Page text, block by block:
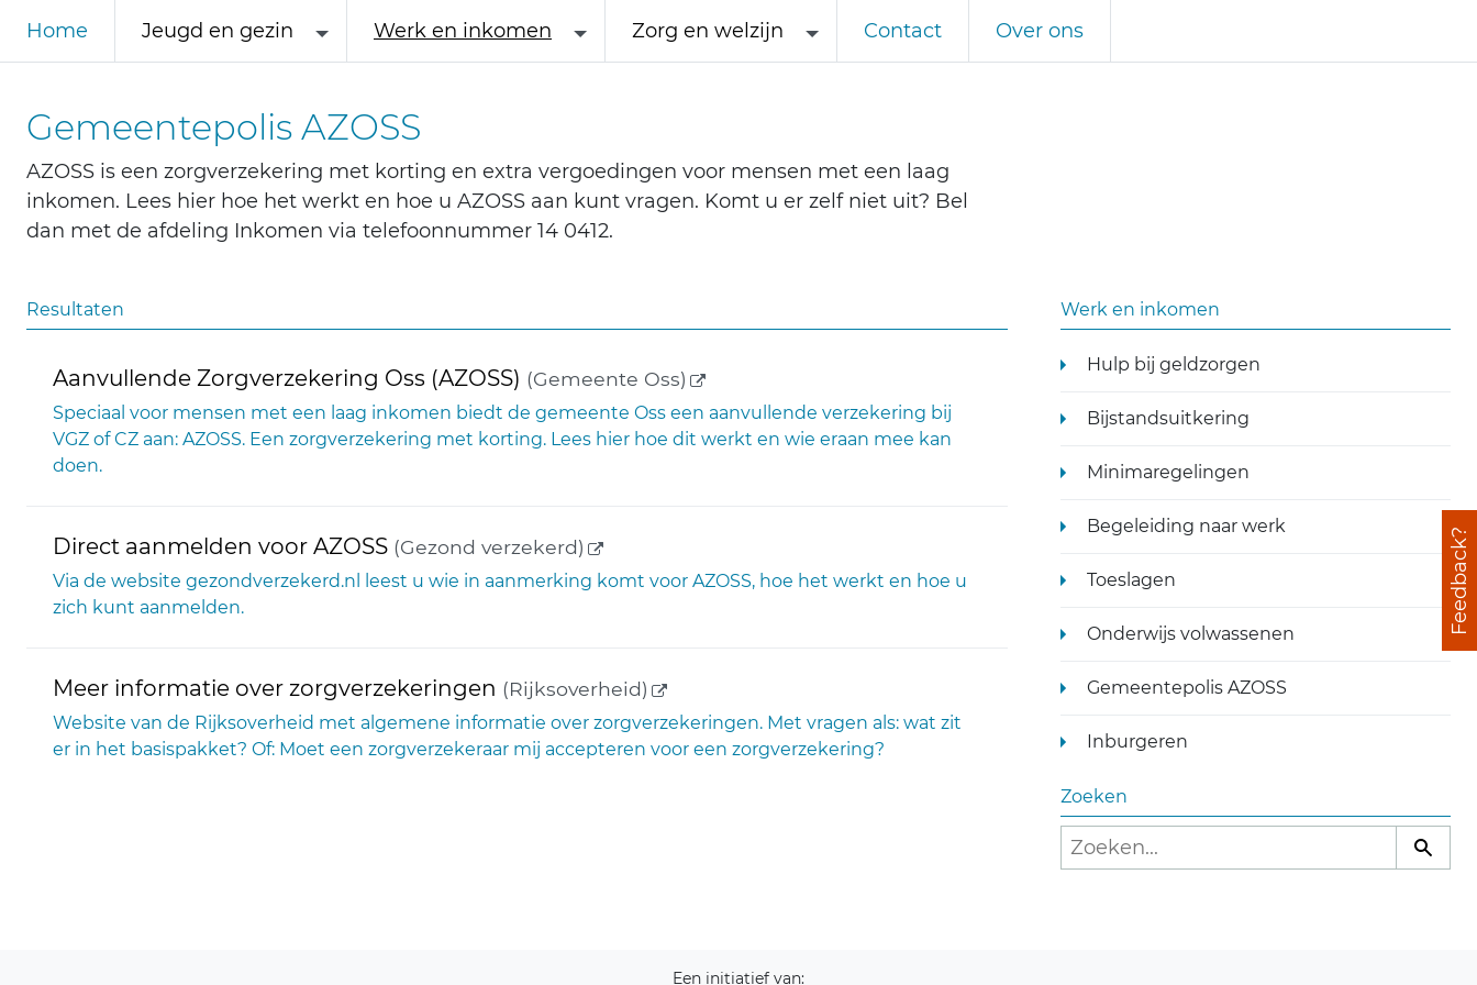
Home Jeugd en gezin Werk en inkomen Zorg en welzijn Contact Over ons
Gemeentepolis AZOSS
AZOSS is een zorgverzekering met korting en extra vergoedingen voor mensen met een laag
inkomen. Lees hier hoe het werkt en hoe u AZOSS aan kunt vragen. Komt u er zelf niet uit? Bel
dan met de afdeling Inkomen via telefoonnummer 14 0412.
Resultaten
Aanvullende Zorgverzekering Oss (AZOSS) (Gemeente Oss) (externe link)
Speciaal voor mensen met een laag inkomen biedt de gemeente Oss een aanvullende verzekering bij
VGZ of CZ aan: AZOSS. Een zorgverzekering met korting. Lees hier hoe dit werkt en wie eraan mee kan
doen.
Direct aanmelden voor AZOSS (Gezond verzekerd) (externe link)
Via de website gezondverzekerd.nl leest u wie in aanmerking komt voor AZOSS, hoe het werkt en hoe u
zich kunt aanmelden.
Meer informatie over zorgverzekeringen (Rijksoverheid) (externe link)
Website van de Rijksoverheid met algemene informatie over zorgverzekeringen. Met vragen als: wat zit
er in het basispakket? Of: Moet een zorgverzekeraar mij accepteren voor een zorgverzekering?
Werk en inkomen
Hulp bij geldzorgen
Bijstandsuitkering
Minimaregelingen
Begeleiding naar werk
Toeslagen
Onderwijs volwassenen
Gemeentepolis AZOSS
Inburgeren
Zoeken
Feedback?
Een initiatief van: